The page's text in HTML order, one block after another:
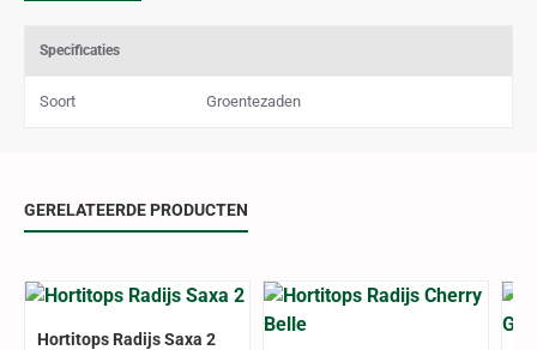
Specificaties
Soort Groentezaden
GERELATEERDE PRODUCTEN
Hortitops Radijs Saxa 2